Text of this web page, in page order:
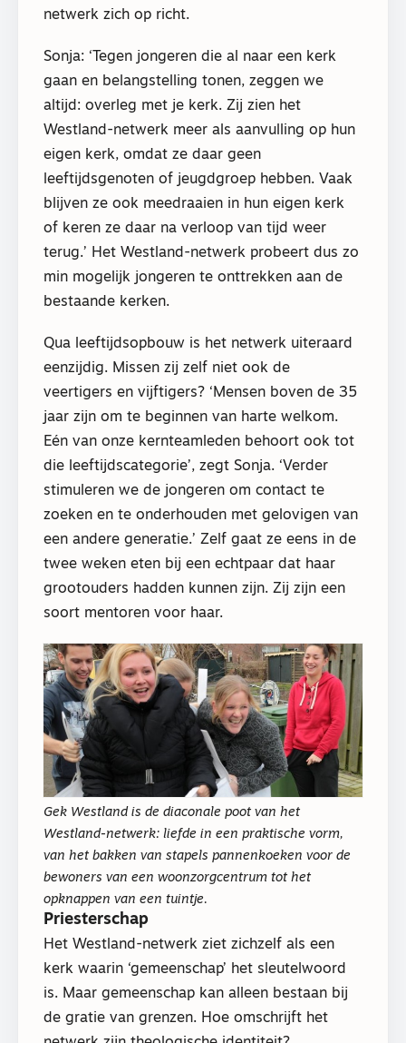
netwerk zich op richt.
Sonja: ‘Tegen jongeren die al naar een kerk
gaan en belangstelling tonen, zeggen we
altijd: overleg met je kerk. Zij zien het
Westland-netwerk meer als aanvulling op hun
eigen kerk, omdat ze daar geen
leeftijdsgenoten of jeugdgroep hebben. Vaak
blijven ze ook meedraaien in hun eigen kerk
of keren ze daar na verloop van tijd weer
terug.’ Het Westland-netwerk probeert dus zo
min mogelijk jongeren te onttrekken aan de
bestaande kerken.
Qua leeftijdsopbouw is het netwerk uiteraard
eenzijdig. Missen zij zelf niet ook de
veertigers en vijftigers? ‘Mensen boven de 35
jaar zijn om te beginnen van harte welkom.
Eén van onze kernteamleden behoort ook tot
die leeftijdscategorie’, zegt Sonja. ‘Verder
stimuleren we de jongeren om contact te
zoeken en te onderhouden met gelovigen van
een andere generatie.’ Zelf gaat ze eens in de
twee weken eten bij een echtpaar dat haar
grootouders hadden kunnen zijn. Zij zijn een
soort mentoren voor haar.
Gek Westland is de diaconale poot van het
Westland-netwerk: liefde in een praktische vorm,
van het bakken van stapels pannenkoeken voor de
bewoners van een woonzorgcentrum tot het
opknappen van een tuintje.
Priesterschap
Het Westland-netwerk ziet zichzelf als een
kerk waarin ‘gemeenschap’ het sleutelwoord
is. Maar gemeenschap kan alleen bestaan bij
de gratie van grenzen. Hoe omschrijft het